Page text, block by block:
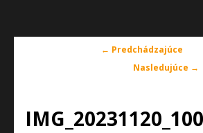
Navigácia
← Predchádzajúce
Nasledujúce →